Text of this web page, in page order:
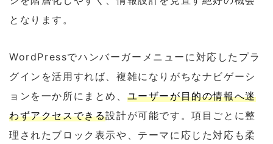
となります。
WordPressでハンバーガーメニューに対応したプラ
グインを活用すれば、複雑になりがちなナビゲーシ
ョンを一か所にまとめ、 ユーザーが目的の情報へ迷
わずアクセスできる設計が可能です。項目ごとに整
理されたブロック表示や、テーマに応じた対応も柔